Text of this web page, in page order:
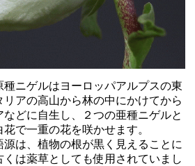
種ニゲルはヨーロッパアルプスの東
アの高山から林の中にかけてから
などに自生し、２つの亜種ニゲルと
で一重の花を咲かせます。
は、植物の根が黒く見えることに
くは薬草としても使用されていまし